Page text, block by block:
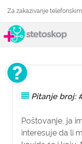
Za zakazivanje
Pitanje broj:
Poštovanje, ja
interesuje da li